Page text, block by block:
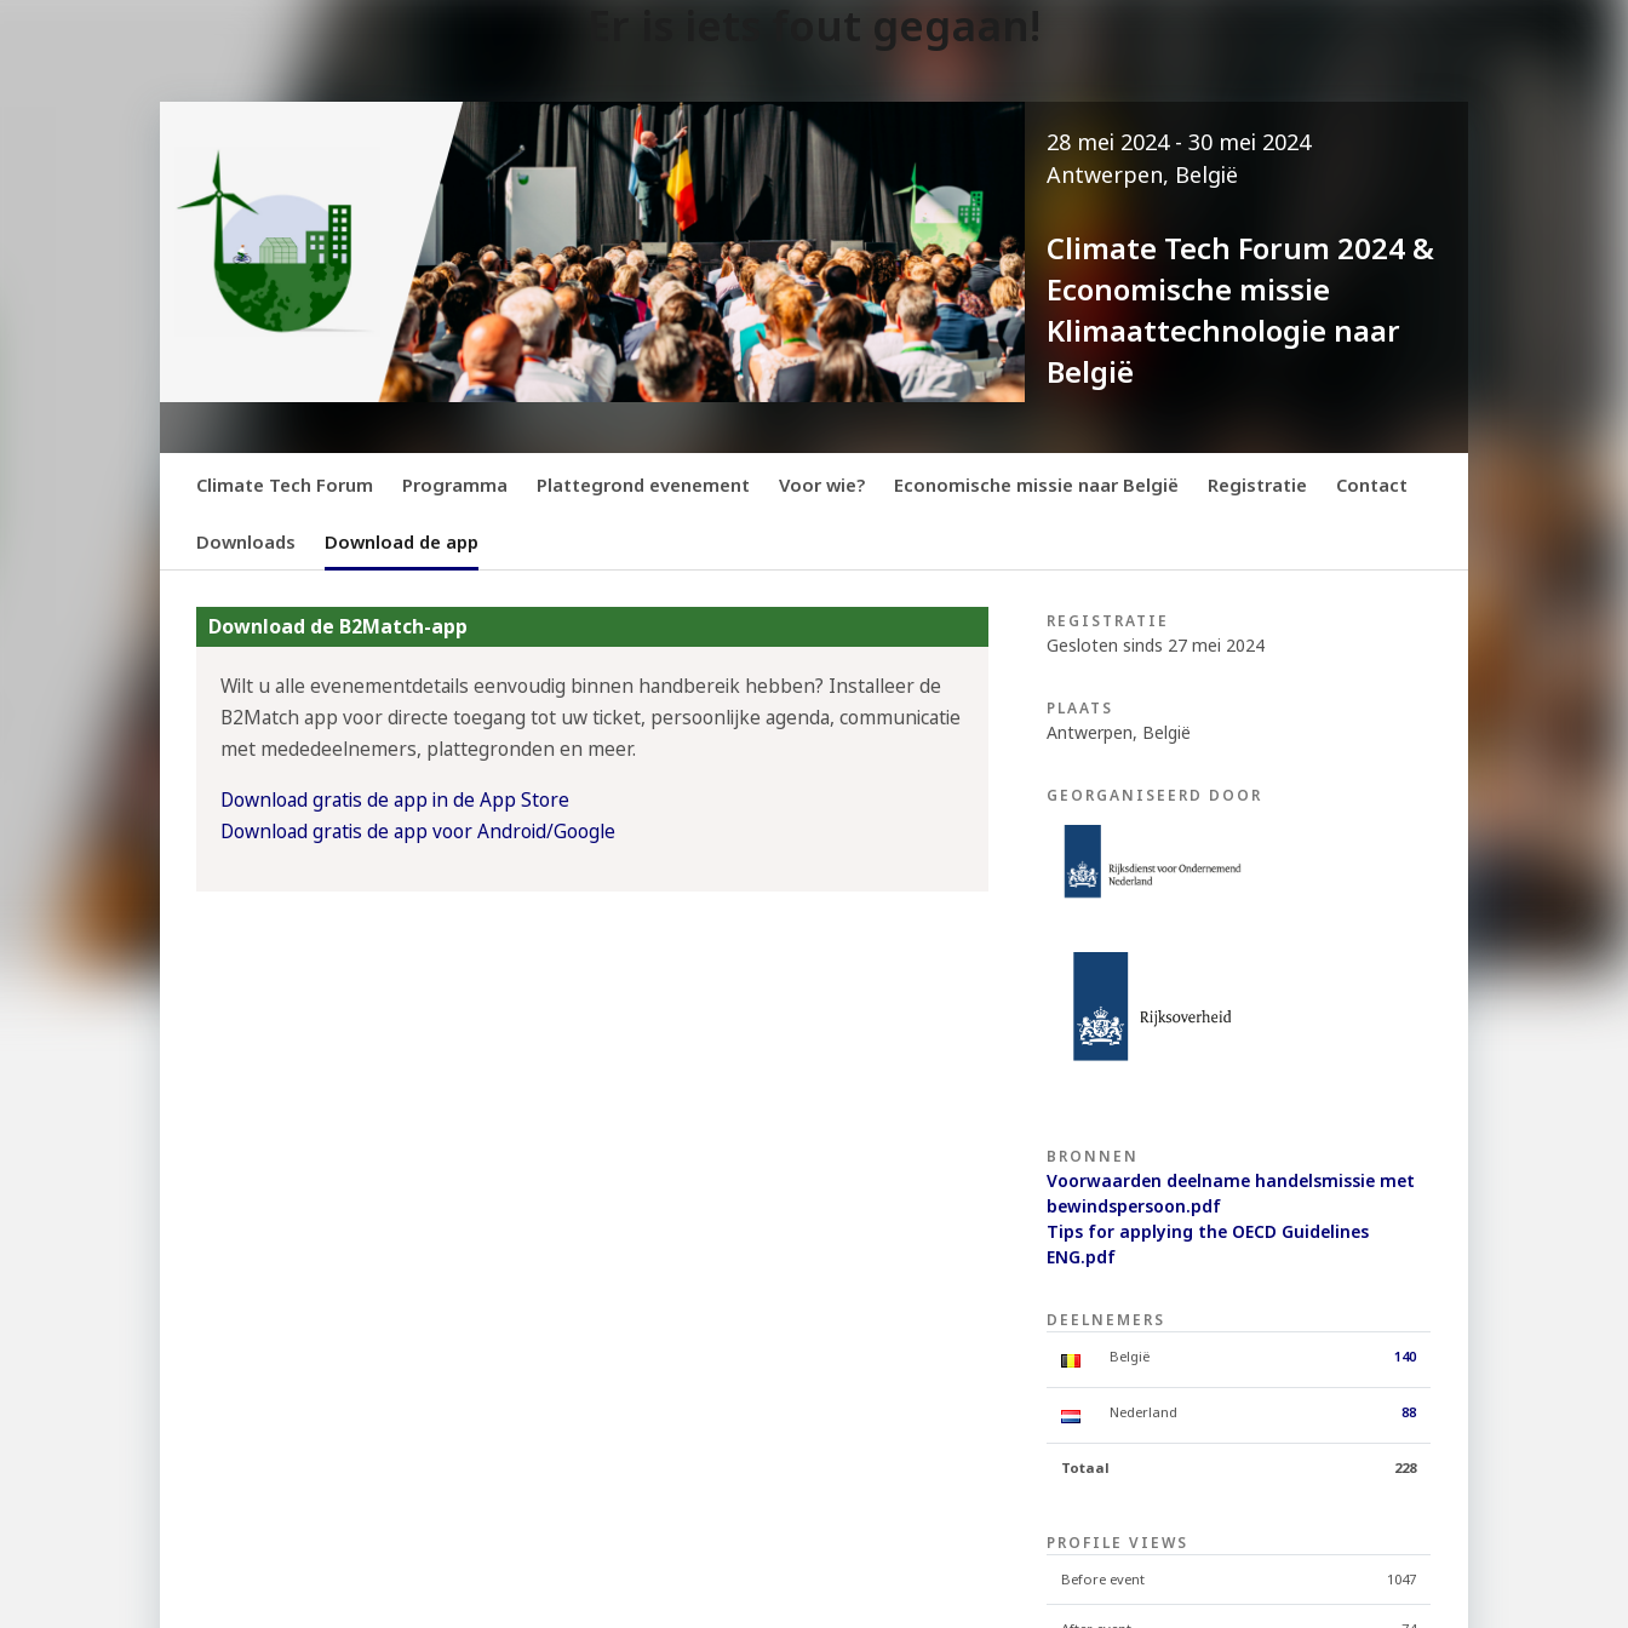
Er is iets fout gegaan!
28 mei 2024 - 30 mei 2024
Antwerpen, België
Climate Tech Forum 2024 &
Economische missie
Klimaattechnologie naar
België
Climate Tech Forum Programma Plattegrond evenement Voor wie? Economische missie naar België Registratie Contact
Downloads Download de app
Download de B2Match-app
Wilt u alle evenementdetails eenvoudig binnen handbereik hebben? Installeer de
B2Match app voor directe toegang tot uw ticket, persoonlijke agenda, communicatie
met mededeelnemers, plattegronden en meer.
Download gratis de app in de App Store
Download gratis de app voor Android/Google
REGISTRATIE
Gesloten sinds 27 mei 2024
PLAATS
Antwerpen, België
GEORGANISEERD DOOR
BRONNEN
Voorwaarden deelname handelsmissie met
bewindspersoon.pdf
Tips for applying the OECD Guidelines
ENG.pdf
DEELNEMERS
België 140
Nederland 88
Totaal 228
PROFILE VIEWS
Before event 1047